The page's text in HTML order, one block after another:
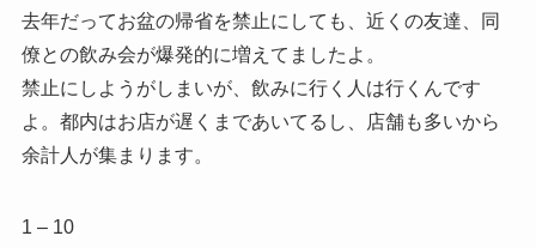
去年だってお盆の帰省を禁止にしても、近くの友達、同
僚との飲み会が爆発的に増えてましたよ。
禁止にしようがしまいが、飲みに行く人は行くんです
よ。都内はお店が遅くまであいてるし、店舗も多いから
余計人が集まります。
1 – 10